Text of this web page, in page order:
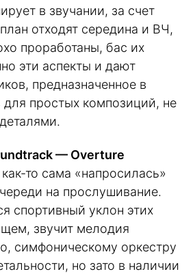
в звучании, за счет
отходят середина и ВЧ,
проработаны, бас их
эти аспекты и дают
предназначенное в
простых композиций, не
— Overture
то сама «напросилась»
на прослушивание.
спортивный уклон этих
звучит мелодия
симфоническому оркестру
но зато в наличии